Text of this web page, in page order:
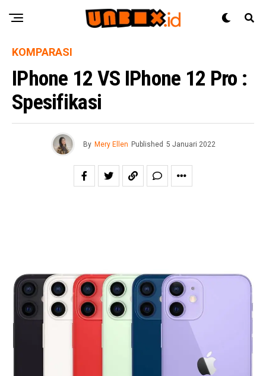
KOMPARASI
IPhone 12 VS IPhone 12 Pro :
Spesifikasi
By Mery Ellen Published 5 Januari 2022